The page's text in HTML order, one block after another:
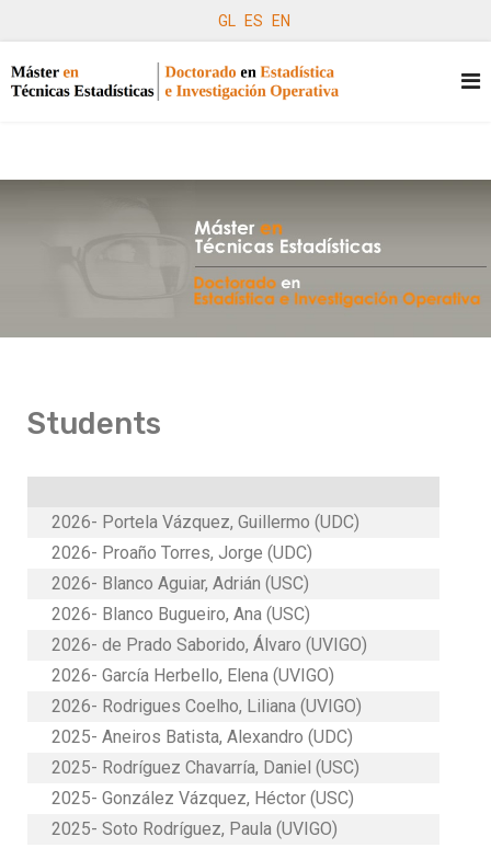
GL ES EN
Students
2026- Portela Vázquez, Guillermo (UDC)
2026- Proaño Torres, Jorge (UDC)
2026- Blanco Aguiar, Adrián (USC)
2026- Blanco Bugueiro, Ana (USC)
2026- de Prado Saborido, Álvaro (UVIGO)
2026- García Herbello, Elena (UVIGO)
2026- Rodrigues Coelho, Liliana (UVIGO)
2025- Aneiros Batista, Alexandro (UDC)
2025- Rodríguez Chavarría, Daniel (USC)
2025- González Vázquez, Héctor (USC)
2025- Soto Rodríguez, Paula (UVIGO)